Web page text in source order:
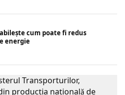
cum poate fi redus
energie